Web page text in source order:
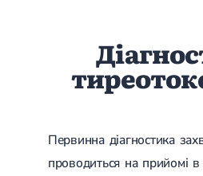
Первинна діагностика
проводиться на прийомі